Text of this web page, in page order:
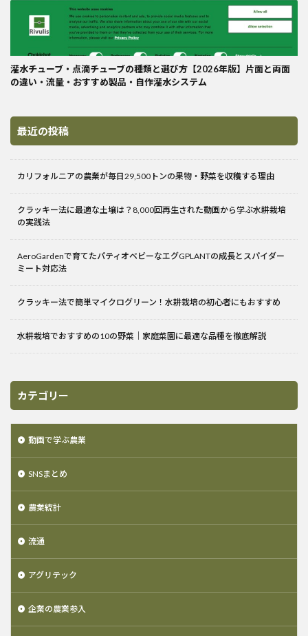
灌水チューブ・点滴チューブの種類と選び方【2026年版】片面と両面
の違い・流量・おすすめ製品・自作灌水システム
最近の投稿
カリフォルニアの農業が毎日29,500トンの果物・野菜を収穫する理由
クラッキー法に最適な土壌は？8,000回再生された動画から学ぶ水耕栽培
の実践法
AeroGardenで育てたパティオベビーなエグGPLANTの成長とスパイダー
ミート対応法
クラッキー法で簡単マイクログリーン！水耕栽培の初心者にもおすすめ
水耕栽培でおすすめの10の野菜｜家庭菜園に最適な品種を徹底解説
カテゴリー
動画で学ぶ農業
SNSまとめ
農業統計
流通
アグリテック
企業の農業参入